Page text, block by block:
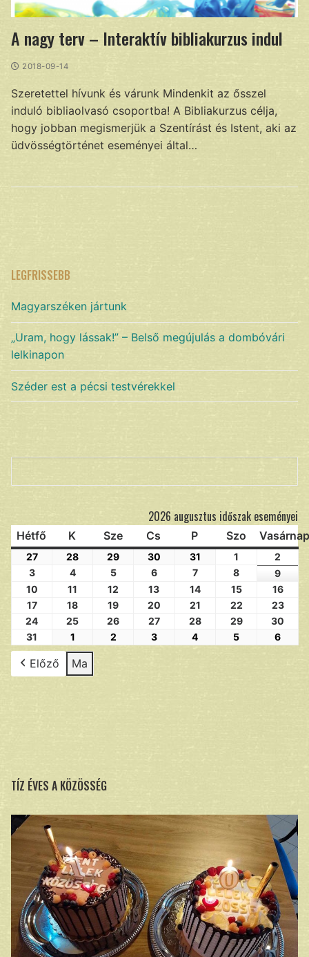
A nagy terv – Interaktív bibliakurzus indul
2018-09-14
Szeretettel hívunk és várunk Mindenkit az ősszel
induló bibliaolvasó csoportba! A Bibliakurzus célja,
hogy jobban megismerjük a Szentírást és Istent, aki az
üdvösségtörténet eseményei által…
LEGFRISSEBB
Magyarszéken jártunk
„Uram, hogy lássak!” – Belső megújulás a dombóvári
lelkinapon
Széder est a pécsi testvérekkel
2026 augusztus időszak eseményei
Hétfő K Sze Cs P Szo Vasárnap
27 28 29 30 31 1
2
3
4 5 6 7 8
9
10
11 12 13 14 15
16
17
18 19 20 21 22
23
24
25 26 27 28 29
30
31
1 2 3 4 5 6
Előző Ma
TÍZ ÉVES A KÖZÖSSÉG